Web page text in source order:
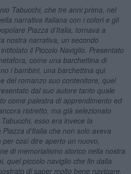
Tabucchi, che tre anni prima, nel
narrativa italiana con i colori e gli
Piazza d’Italia, tornava a
nostra narrativa, un secondo
il Piccolo Naviglio. Presentato
come una barchettina di
i bambini, una barchettina qui
del romanzo suo contenitore, quel
dal suo autore tanto quale
come palestra di apprendimento ed
ristretto, ma già selezionato
esso era invece la
d’Italia che non solo aveva
così dire aperto un nuovo,
di memorialismo storico nella nostra
quel piccolo naviglio che fin dalla
di saper molto bene navigare,